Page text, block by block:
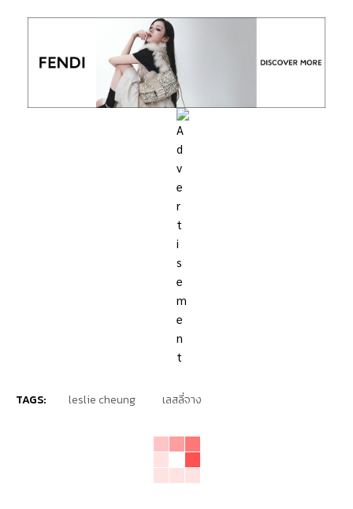
TAGS: leslie cheung เลสลี่จาง